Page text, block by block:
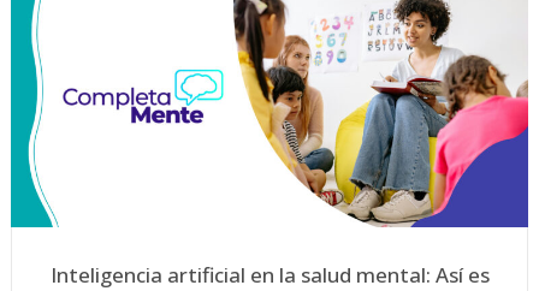
Inteligencia artificial en la salud mental: Así es